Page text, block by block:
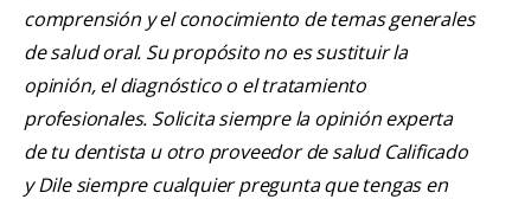
comprensión y el conocimiento de temas generales
de salud oral. Su propósito no es sustituir la
opinión, el diagnóstico o el tratamiento
profesionales. Solicita siempre la opinión experta
de tu dentista u otro proveedor de salud Calificado
y Dile siempre cualquier pregunta que tengas en